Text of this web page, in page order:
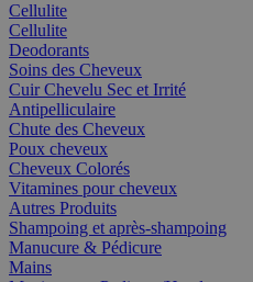
Cellulite
Cellulite
Deodorants
Soins des Cheveux
Cuir Chevelu Sec et Irrité
Antipelliculaire
Chute des Cheveux
Poux cheveux
Cheveux Colorés
Vitamines pour cheveux
Autres Produits
Shampoing et après-shampoing
Manucure & Pédicure
Mains